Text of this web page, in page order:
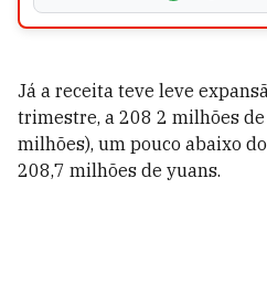
Já a receita teve leve
trimestre, a 208 2 milhões de
milhões), um pouco abaixo
208,7 milhões de yuans.